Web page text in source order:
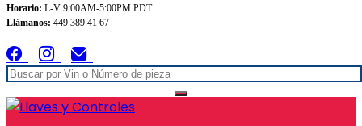
Horario: L-V 9:00AM-5:00PM PDT
Llámanos: 449 389 41 67